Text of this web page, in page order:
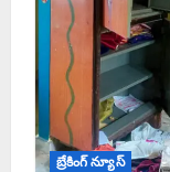
బ్రేకింగ్ న్యూస్